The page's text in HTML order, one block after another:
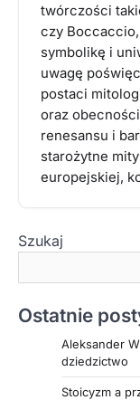
twórczości
czy Boccaccio,
symbolikę i
uwagę
postaci
oraz
renesansu i
starożytne
europejskiej,
Szukaj
Ostatnie
Aleksander
dziedzictwo
Stoicyzm a